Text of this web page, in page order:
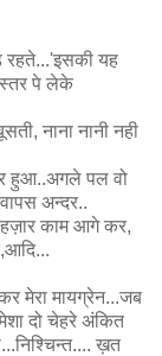
रहते...'इसकी यह
पे लेके
नाना नानी नही
हुआ..अगले पल वो
अन्दर..
हज़ार काम आगे कर,
मेरा मायग्रेन...जब
दो चेहरे अंकित
ख़त